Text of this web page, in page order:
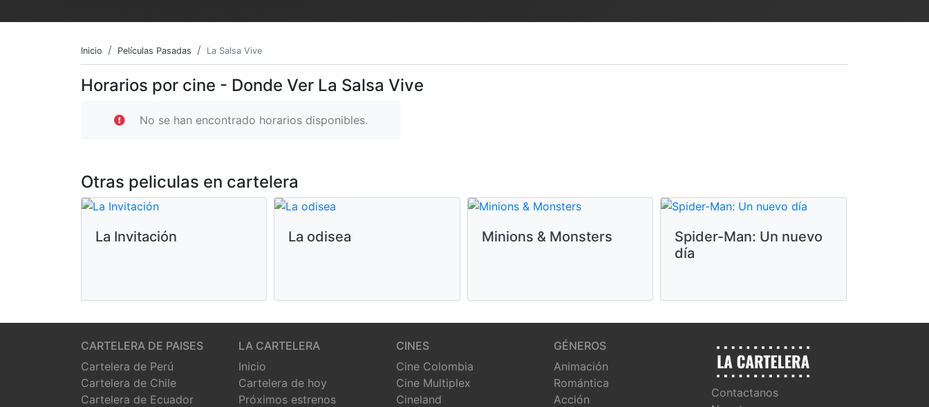
Inicio Películas Pasadas La Salsa Vive
Horarios por cine - Donde Ver La Salsa Vive
No se han encontrado horarios disponibles.
Otras peliculas en cartelera
La Invitación La odisea Minions & Monsters
Spider-Man: Un nuevo
día
CARTELERA DE PAISES
Cartelera de Perú
Cartelera de Chile
Cartelera de Ecuador
LA CARTELERA
Inicio
Cartelera de hoy
Próximos estrenos
CINES
Cine Colombia
Cine Multiplex
Cineland
GÉNEROS
Animación
Romántica
Acción
Contactanos